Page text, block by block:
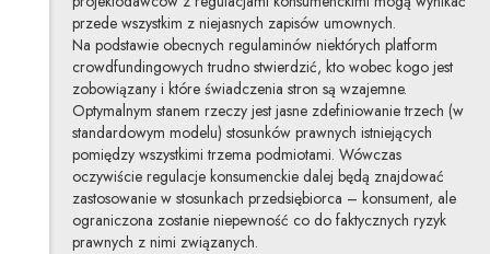
przede wszystkim z niejasnych zapisów umownych.
Na podstawie obecnych regulaminów niektórych platform
crowdfundingowych trudno stwierdzić, kto wobec kogo jest
zobowiązany i które świadczenia stron są wzajemne.
Optymalnym stanem rzeczy jest jasne zdefiniowanie trzech (w
standardowym modelu) stosunków prawnych istniejących
pomiędzy wszystkimi trzema podmiotami. Wówczas
oczywiście regulacje konsumenckie dalej będą znajdować
zastosowanie w stosunkach przedsiębiorca – konsument, ale
ograniczona zostanie niepewność co do faktycznych ryzyk
prawnych z nimi związanych.